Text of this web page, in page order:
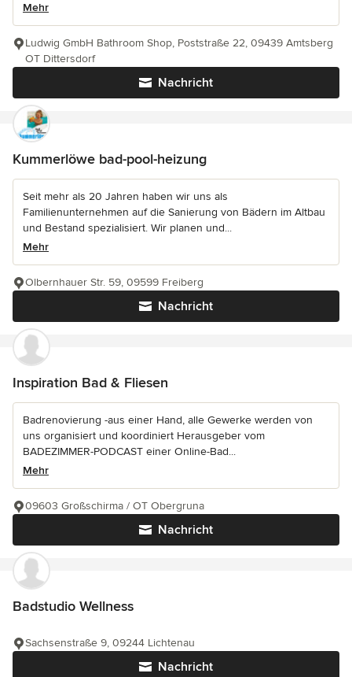
Mehr
Nachricht
Ludwig GmbH Bathroom Shop, Poststraße 22, 09439 Amtsberg
OT Dittersdorf
Kummerlöwe bad-pool-heizung
Seit mehr als 20 Jahren haben wir uns als
Familienunternehmen auf die Sanierung von Bädern im Altbau
und Bestand spezialisiert. Wir planen und...
Mehr
Nachricht
Olbernhauer Str. 59, 09599 Freiberg
Inspiration Bad & Fliesen
Badrenovierung -aus einer Hand, alle Gewerke werden von
uns organisiert und koordiniert Herausgeber vom
BADEZIMMER-PODCAST einer Online-Bad...
Mehr
Nachricht
09603 Großschirma / OT Obergruna
Badstudio Wellness
Nachricht
Sachsenstraße 9, 09244 Lichtenau